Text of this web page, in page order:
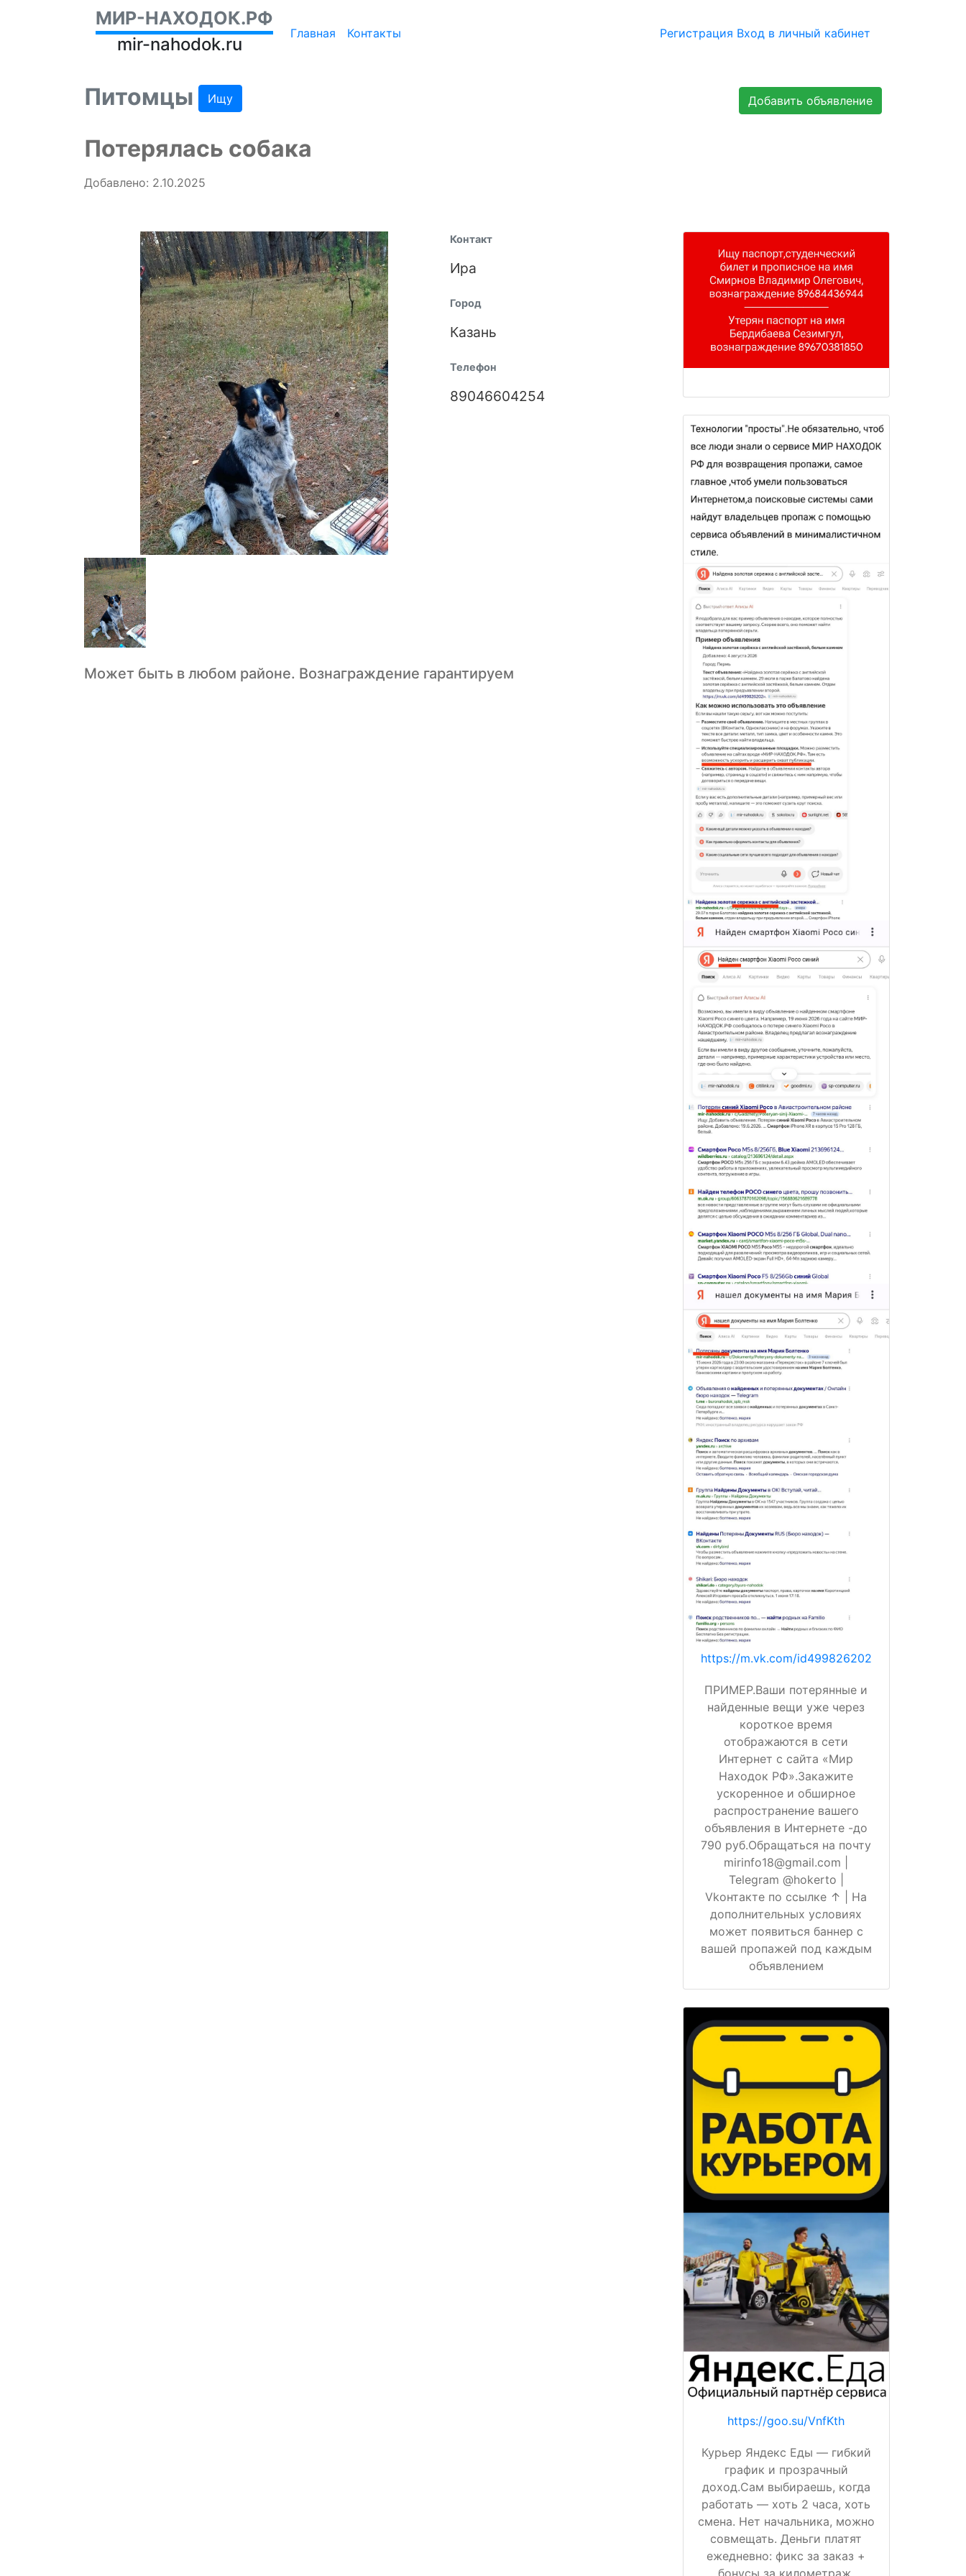
МИР-НАХОДОК.РФ
mir-nahodok.ru
Главная Контакты Регистрация Вход в личный кабинет
Питомцы Ищу Добавить объявление
Потерялась собака
Добавлено: 2.10.2025
Контакт
Ира
Город
Казань
Телефон
89046604254
Может быть в любом районе. Вознаграждение гарантируем
https://m.vk.com/id499826202
ПРИМЕР.Ваши потерянные и
найденные вещи уже через
короткое время
отображаются в сети
Интернет с сайта «Мир
Находок РФ».Закажите
ускоренное и обширное
распространение вашего
объявления в Интернете -до
790 руб.Обращаться на почту
mirinfo18@gmail.com |
Telegram @hokerto |
Vkонтакте по ссылке ↑ | На
дополнительных условиях
может появиться баннер с
вашей пропажей под каждым
объявлением
https://goo.su/VnfKth
Курьер Яндекс Еды — гибкий
график и прозрачный
доход.Сам выбираешь, когда
работать — хоть 2 часа, хоть
смена. Нет начальника, можно
совмещать. Деньги платят
ежедневно: фикс за заказ +